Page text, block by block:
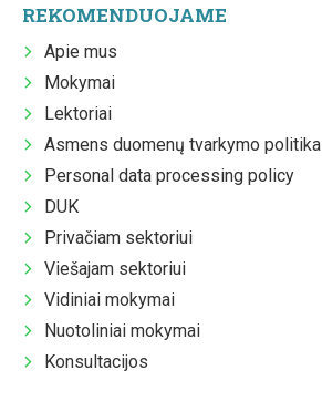
REKOMENDUOJAME
Apie mus
Mokymai
Lektoriai
Asmens duomenų tvarkymo politika
Personal data processing policy
DUK
Privačiam sektoriui
Viešajam sektoriui
Vidiniai mokymai
Nuotoliniai mokymai
Konsultacijos